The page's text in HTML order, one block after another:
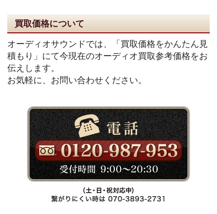
買取価格について
オーディオサウンドでは、「買取価格をかんたん見
積もり」にて今現在のオーディオ買取参考価格をお
伝えします。
お気軽に、お問い合わせください。